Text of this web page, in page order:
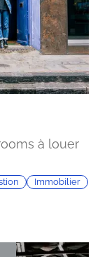
à louer
Immobilier